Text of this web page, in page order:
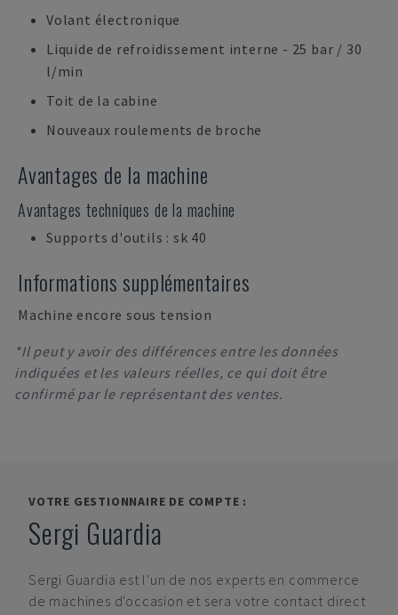
Volant électronique
Liquide de refroidissement interne - 25 bar / 30
l/min
Toit de la cabine
Nouveaux roulements de broche
Avantages de la machine
Avantages techniques de la machine
Supports d'outils : sk 40
Informations supplémentaires
Machine encore sous tension
*Il peut y avoir des différences entre les données
indiquées et les valeurs réelles, ce qui doit être
confirmé par le représentant des ventes.
VOTRE GESTIONNAIRE DE COMPTE :
Sergi Guardia
Sergi Guardia est l'un de nos experts en commerce
de machines d'occasion et sera votre contact direct